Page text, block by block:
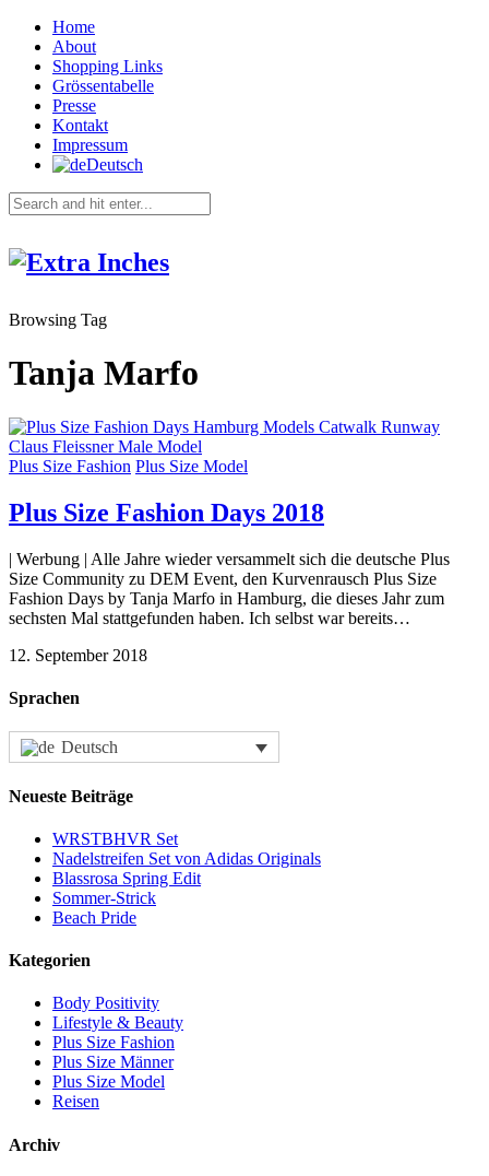
Home
About
Shopping Links
Grössentabelle
Presse
Kontakt
Impressum
Deutsch
Browsing Tag
Tanja Marfo
Plus Size Fashion Plus Size Model
Plus Size Fashion Days 2018
| Werbung | Alle Jahre wieder versammelt sich die deutsche Plus
Size Community zu DEM Event, den Kurvenrausch Plus Size
Fashion Days by Tanja Marfo in Hamburg, die dieses Jahr zum
sechsten Mal stattgefunden haben. Ich selbst war bereits…
12. September 2018
Sprachen
Deutsch
Neueste Beiträge
WRSTBHVR Set
Nadelstreifen Set von Adidas Originals
Blassrosa Spring Edit
Sommer-Strick
Beach Pride
Kategorien
Body Positivity
Lifestyle & Beauty
Plus Size Fashion
Plus Size Männer
Plus Size Model
Reisen
Archiv